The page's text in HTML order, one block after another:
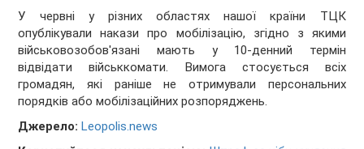
У червні у різних областях нашої країни ТЦК
опублікували накази про мобілізацію, згідно з якими
військовозобов'язані мають у 10-денний термін
відвідати військкомати. Вимога стосується всіх
громадян, які раніше не отримували персональних
порядків або мобілізаційних розпоряджень.
Джерело: Leopolis.news